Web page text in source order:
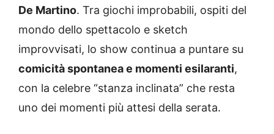
De Martino. Tra giochi improbabili, ospiti del
mondo dello spettacolo e sketch
improvvisati, lo show continua a puntare su
comicità spontanea e momenti esilaranti,
con la celebre “stanza inclinata” che resta
uno dei momenti più attesi della serata.